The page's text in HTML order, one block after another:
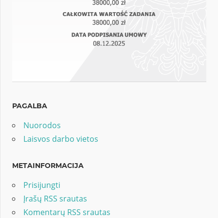
PAGALBA
Nuorodos
Laisvos darbo vietos
METAINFORMACIJA
Prisijungti
Įrašų RSS srautas
Komentarų RSS srautas